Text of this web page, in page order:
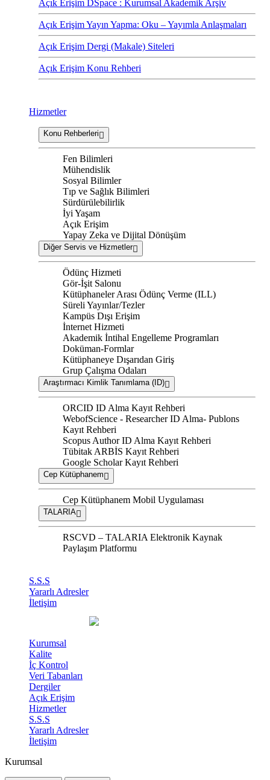
Açık Erişim DSpace : Kurumsal Akademik Arşiv
Açık Erişim Yayın Yapma: Oku – Yayımla Anlaşmaları
Açık Erişim Dergi (Makale) Siteleri
Açık Erişim Konu Rehberi
Hizmetler
Konu Rehberleri
Fen Bilimleri
Mühendislik
Sosyal Bilimler
Tıp ve Sağlık Bilimleri
Sürdürülebilirlik
İyi Yaşam
Açık Erişim
Yapay Zeka ve Dijital Dönüşüm
Diğer Servis ve Hizmetler
Ödünç Hizmeti
Gör-İşit Salonu
Kütüphaneler Arası Ödünç Verme (ILL)
Süreli Yayınlar/Tezler
Kampüs Dışı Erişim
İnternet Hizmeti
Akademik İntihal Engelleme Programları
Doküman-Formlar
Kütüphaneye Dışarıdan Giriş
Grup Çalışma Odaları
Araştırmacı Kimlik Tanımlama (ID)
ORCID ID Alma Kayıt Rehberi
WebofScience - Researcher ID Alma- Publons
Kayıt Rehberi
Scopus Author ID Alma Kayıt Rehberi
Tübitak ARBİS Kayıt Rehberi
Google Scholar Kayıt Rehberi
Cep Kütüphanem
Cep Kütüphanem Mobil Uygulaması
TALARIA
RSCVD – TALARIA Elektronik Kaynak
Paylaşım Platformu
S.S.S
Yararlı Adresler
İletişim
Kurumsal
Kalite
İç Kontrol
Veri Tabanları
Dergiler
Açık Erişim
Hizmetler
S.S.S
Yararlı Adresler
İletişim
Kurumsal